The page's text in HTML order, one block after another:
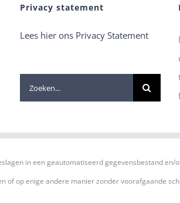
Privacy statement
Lees hier ons Privacy Statement
Zoeken
naar:
in een geautomatiseerd gegevensbestand
of op enige andere manier zonder voorafgaande